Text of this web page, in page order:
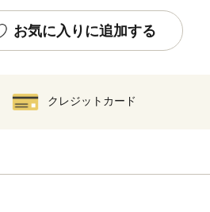
お気に入りに追加する
クレジットカード